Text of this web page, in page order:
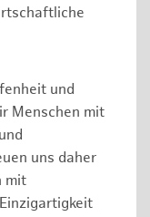
und
Menschen mit
uns daher
mit